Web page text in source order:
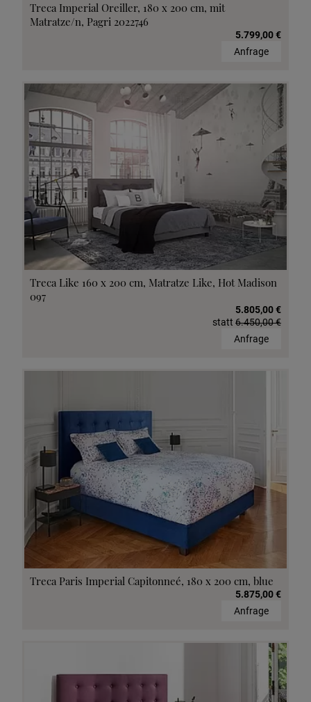
Treca Imperial Oreiller, 180 x 200 cm, mit
Matratze/n, Pagri 2022746
5.799,00 €
Anfrage
Treca Like 160 x 200 cm, Matratze Like, Hot Madison
097
5.805,00 €
statt 6.450,00 €
Anfrage
Treca Paris Imperial Capitonneé, 180 x 200 cm, blue
5.875,00 €
Anfrage